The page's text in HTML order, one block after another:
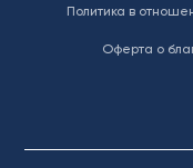
Политика в
Оферта о